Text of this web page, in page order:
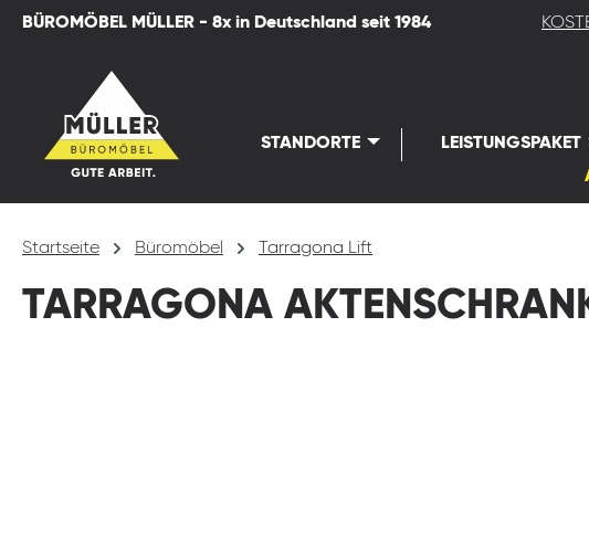
Zur Hauptnavigation springen
BÜROMÖBEL MÜLLER - 8x in Deutschland seit 1984
STANDORTE LEISTUNGSPAKET
Startseite Büromöbel Tarragona Lift
TARRAGONA